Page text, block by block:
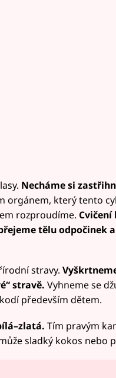
Necháme si
orgánem, který tento
rozproudíme. Cvičení
tělu odpočinek
stravy.
stravě. Vyhneme se
především dětem.
Tím pravým
sladký kokos nebo